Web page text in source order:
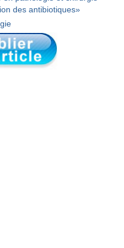
des antibiotiques»